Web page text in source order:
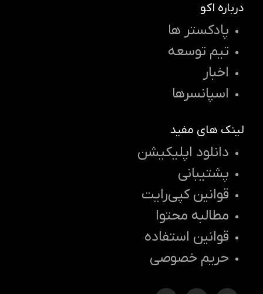
درباره اکو
پادکستر ها
تیم توسعه
اخبار
اسپانسرها
لینک های مفید
دانلود اپلیکیشن
پشتیبانی
قوانین کپی‌رایت
مطالبه محتوا
قوانین استفاده
حریم خصوصی